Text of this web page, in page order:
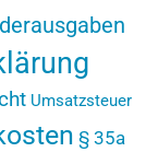
Umsatzsteuer
§ 35a